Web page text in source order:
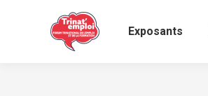
Exposants